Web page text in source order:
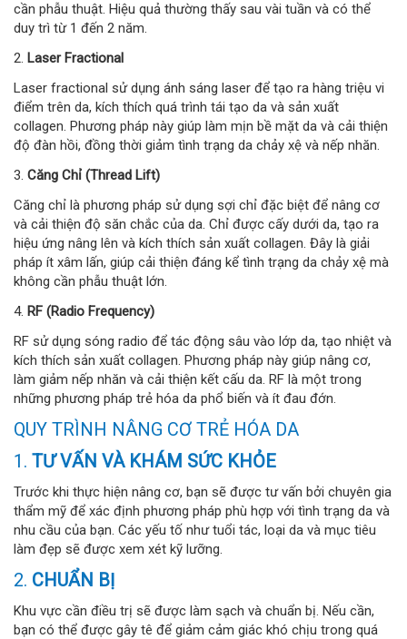
cần phẫu thuật. Hiệu quả thường thấy sau vài tuần và có thể
duy trì từ 1 đến 2 năm.
2. Laser Fractional
Laser fractional sử dụng ánh sáng laser để tạo ra hàng triệu vi
điểm trên da, kích thích quá trình tái tạo da và sản xuất
collagen. Phương pháp này giúp làm mịn bề mặt da và cải thiện
độ đàn hồi, đồng thời giảm tình trạng da chảy xệ và nếp nhăn.
3. Căng Chỉ (Thread Lift)
Căng chỉ là phương pháp sử dụng sợi chỉ đặc biệt để nâng cơ
và cải thiện độ săn chắc của da. Chỉ được cấy dưới da, tạo ra
hiệu ứng nâng lên và kích thích sản xuất collagen. Đây là giải
pháp ít xâm lấn, giúp cải thiện đáng kể tình trạng da chảy xệ mà
không cần phẫu thuật lớn.
4. RF (Radio Frequency)
RF sử dụng sóng radio để tác động sâu vào lớp da, tạo nhiệt và
kích thích sản xuất collagen. Phương pháp này giúp nâng cơ,
làm giảm nếp nhăn và cải thiện kết cấu da. RF là một trong
những phương pháp trẻ hóa da phổ biến và ít đau đớn.
QUY TRÌNH NÂNG CƠ TRẺ HÓA DA
1. TƯ VẤN VÀ KHÁM SỨC KHỎE
Trước khi thực hiện nâng cơ, bạn sẽ được tư vấn bởi chuyên gia
thẩm mỹ để xác định phương pháp phù hợp với tình trạng da và
nhu cầu của bạn. Các yếu tố như tuổi tác, loại da và mục tiêu
làm đẹp sẽ được xem xét kỹ lưỡng.
2. CHUẨN BỊ
Khu vực cần điều trị sẽ được làm sạch và chuẩn bị. Nếu cần,
bạn có thể được gây tê để giảm cảm giác khó chịu trong quá